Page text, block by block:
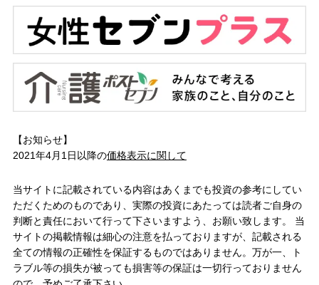
【お知らせ】
2021年4月1日以降の価格表示に関して
当サイトに記載されている内容はあくまでも投資の参考にしてい
ただくためのものであり、実際の投資にあたっては読者ご自身の
判断と責任において行って下さいますよう、お願い致します。 当
サイトの掲載情報は細心の注意を払っておりますが、記載される
全ての情報の正確性を保証するものではありません。万が一、ト
ラブル等の損失が被っても損害等の保証は一切行っておりません